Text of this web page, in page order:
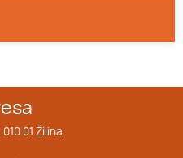
010 01 Žilina